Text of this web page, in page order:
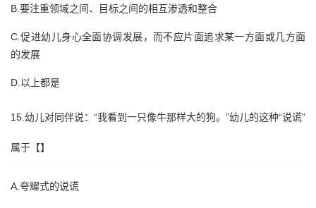
B.要注重领域之间、目标之间的相互渗透和整合
C.促进幼儿身心全面协调发展，而不应片面追求某一方面或几方面
的发展
D.以上都是
15.幼儿对同伴说：“我看到一只像牛那样大的狗。”幼儿的这种“说谎”
属于【】
A.夸耀式的说谎